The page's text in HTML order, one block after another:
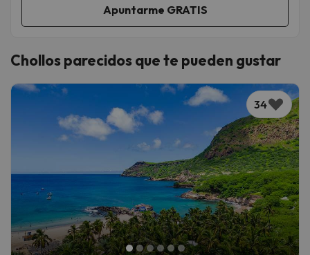
Chollos parecidos que te pueden gustar
34